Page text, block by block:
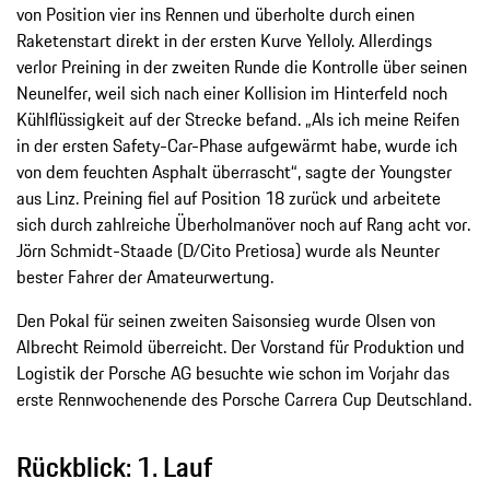
von Position vier ins Rennen und überholte durch einen
Raketenstart direkt in der ersten Kurve Yelloly. Allerdings
verlor Preining in der zweiten Runde die Kontrolle über seinen
Neunelfer, weil sich nach einer Kollision im Hinterfeld noch
Kühlflüssigkeit auf der Strecke befand. „Als ich meine Reifen
in der ersten Safety-Car-Phase aufgewärmt habe, wurde ich
von dem feuchten Asphalt überrascht“, sagte der Youngster
aus Linz. Preining fiel auf Position 18 zurück und arbeitete
sich durch zahlreiche Überholmanöver noch auf Rang acht vor.
Jörn Schmidt-Staade (D/Cito Pretiosa) wurde als Neunter
bester Fahrer der Amateurwertung.
Den Pokal für seinen zweiten Saisonsieg wurde Olsen von
Albrecht Reimold überreicht. Der Vorstand für Produktion und
Logistik der Porsche AG besuchte wie schon im Vorjahr das
erste Rennwochenende des Porsche Carrera Cup Deutschland.
Rückblick: 1. Lauf